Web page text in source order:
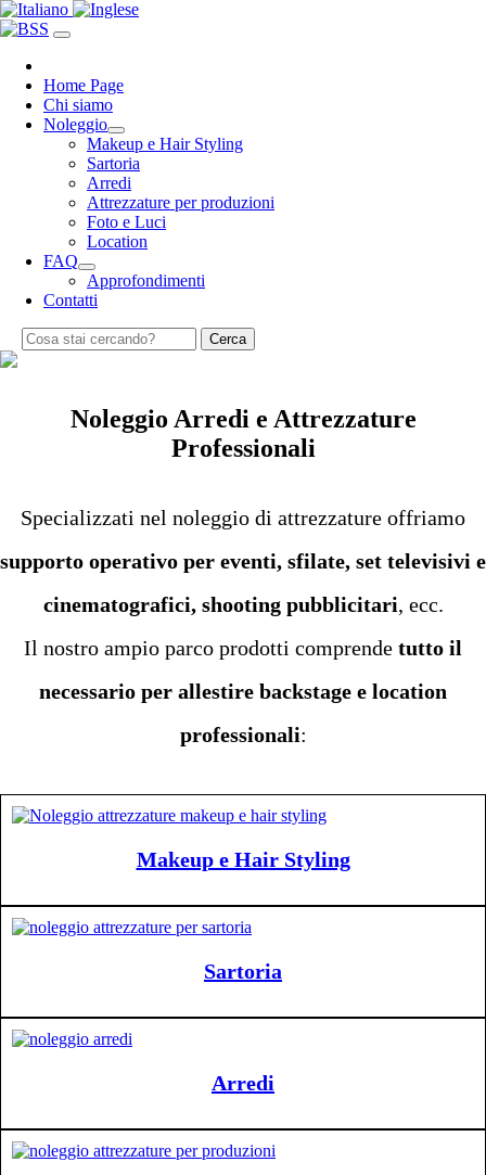
Home Page
Chi siamo
Noleggio
Makeup e Hair Styling
Sartoria
Arredi
Attrezzature per produzioni
Foto e Luci
Location
FAQ
Approfondimenti
Contatti
Cerca
Noleggio Arredi e Attrezzature
Professionali
Specializzati nel noleggio di attrezzature offriamo
supporto operativo per eventi, sfilate, set televisivi e
cinematografici, shooting pubblicitari, ecc.
Il nostro ampio parco prodotti comprende tutto il
necessario per allestire backstage e location
professionali:
Makeup e Hair Styling
Sartoria
Arredi